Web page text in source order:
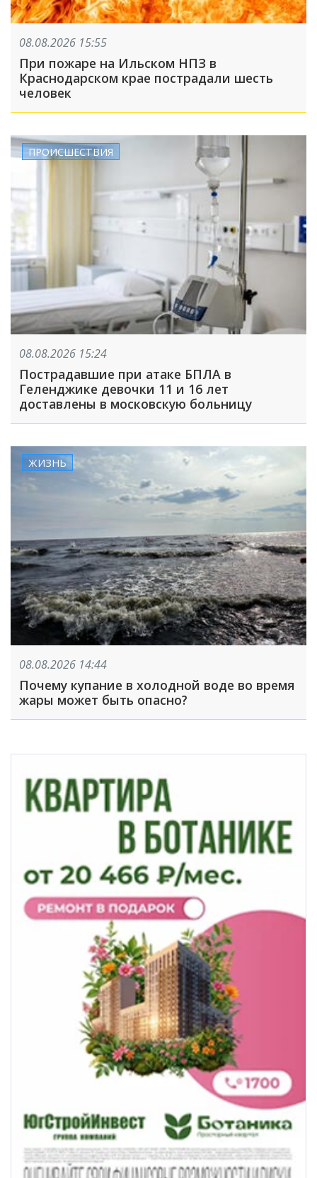
08.08.2026 15:55
При пожаре на Ильском НПЗ в
Краснодарском крае пострадали шесть
человек
ПРОИСШЕСТВИЯ
08.08.2026 15:24
Пострадавшие при атаке БПЛА в
Геленджике девочки 11 и 16 лет
доставлены в московскую больницу
ЖИЗНЬ
08.08.2026 14:44
Почему купание в холодной воде во время
жары может быть опасно?